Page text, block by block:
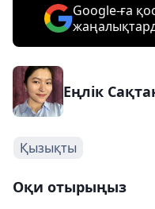
Google-ға
Еңлік
Қызықты
Оқи отырыңыз